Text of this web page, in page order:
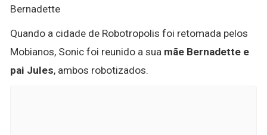
Bernadette
Quando a cidade de Robotropolis foi retomada pelos
Mobianos, Sonic foi reunido a sua mãe Bernadette e
pai Jules, ambos robotizados.